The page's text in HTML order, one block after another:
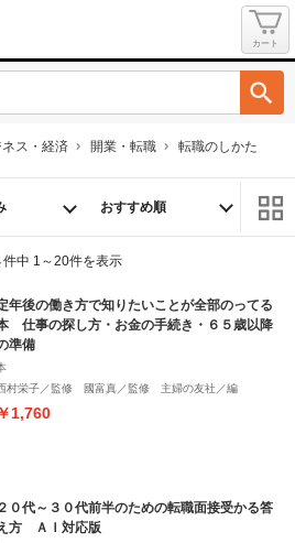
カート
ネス・経済 開業・転職 転職のしかた
件中 1～20件を表示
年後の働き方で知りたいことが全部のってる
仕事の探し方・お金の手続き・６５歳以降
準備
村栄子／監修 國富真／監修 主婦の友社／編
￥1,760
２０代～３０代前半のための転職面接受かる答
方 ＡＩ対応版